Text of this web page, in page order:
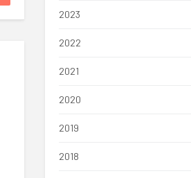
2023
2022
2021
2020
2019
2018